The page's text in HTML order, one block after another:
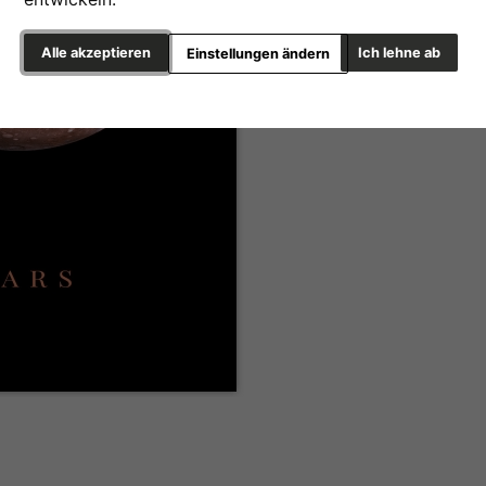
Alle akzeptieren Ich lehne ab
Einstellungen ändern